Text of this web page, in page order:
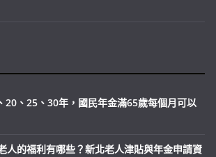
20、25、30年，國民年金滿65歲每個月可以
人的福利有哪些？新北老人津貼與年金申請資